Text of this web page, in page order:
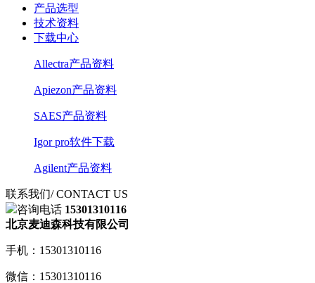
产品选型
技术资料
下载中心
Allectra产品资料
Apiezon产品资料
SAES产品资料
Igor pro软件下载
Agilent产品资料
联系我们/ CONTACT US
咨询电话 15301310116
北京麦迪森科技有限公司
手机：15301310116
微信：15301310116